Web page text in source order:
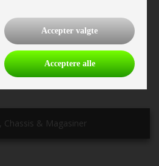
Chassis & Magasiner
Accepter valgte
Acceptere alle